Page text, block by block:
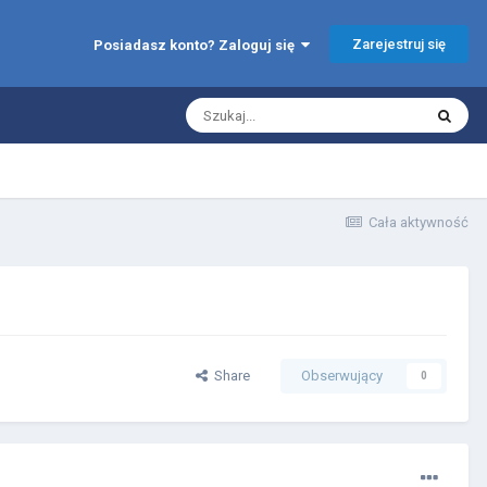
Posiadasz konto? Zaloguj się Zarejestruj się
Cała aktywność
Share Obserwujący 0